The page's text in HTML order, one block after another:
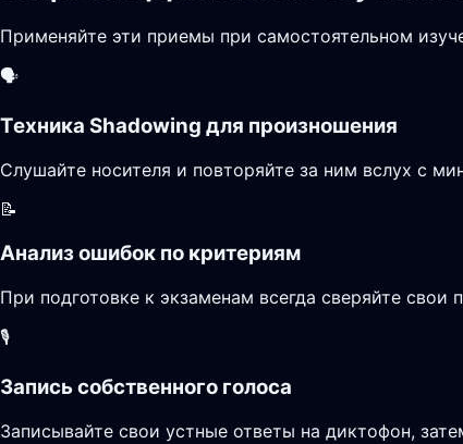
Применяйте эти приемы при самостоятельном
🗣️
Техника Shadowing для произношения
Слушайте носителя и повторяйте за ним вслух с
📝
Анализ ошибок по критериям
При подготовке к экзаменам всегда сверяйте
🎙️
Запись собственного голоса
Записывайте свои устные ответы на диктофон,